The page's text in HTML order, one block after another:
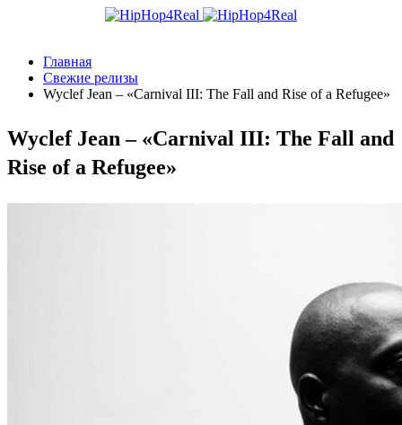
Главная
Свежие релизы
Wyclef Jean – «Carnival III: The Fall and Rise of a Refugee»
Wyclef Jean – «Carnival III: The Fall and
Rise of a Refugee»